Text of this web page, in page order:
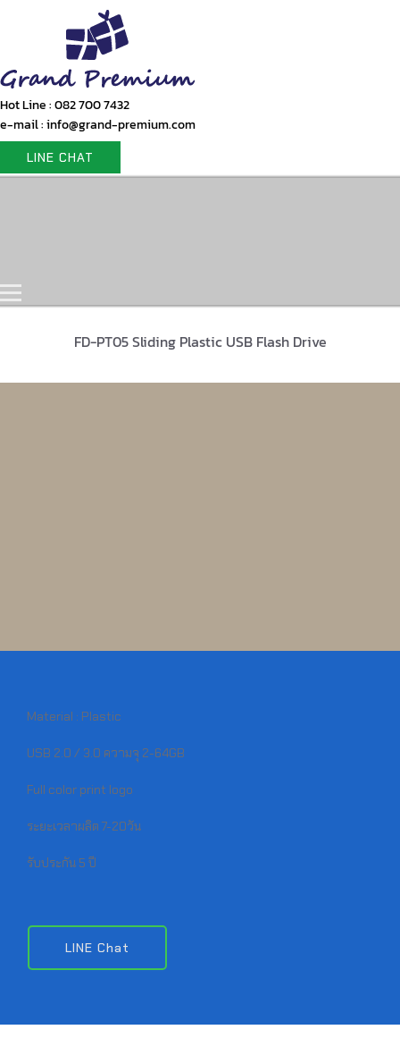
Hot Line : 082 700 7432
e-mail : info@grand-premium.com
LINE CHAT
FD-PT05 Sliding Plastic USB Flash Drive
Material : Plastic
USB 2.0 / 3.0 ความจุ 2-64GB
Full color print logo
ระยะเวลาผลิต 7-20วัน
รับประกัน 5 ปี
LINE Chat